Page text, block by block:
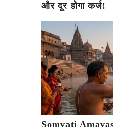
और दूर होगा कर्ज!
Somvati